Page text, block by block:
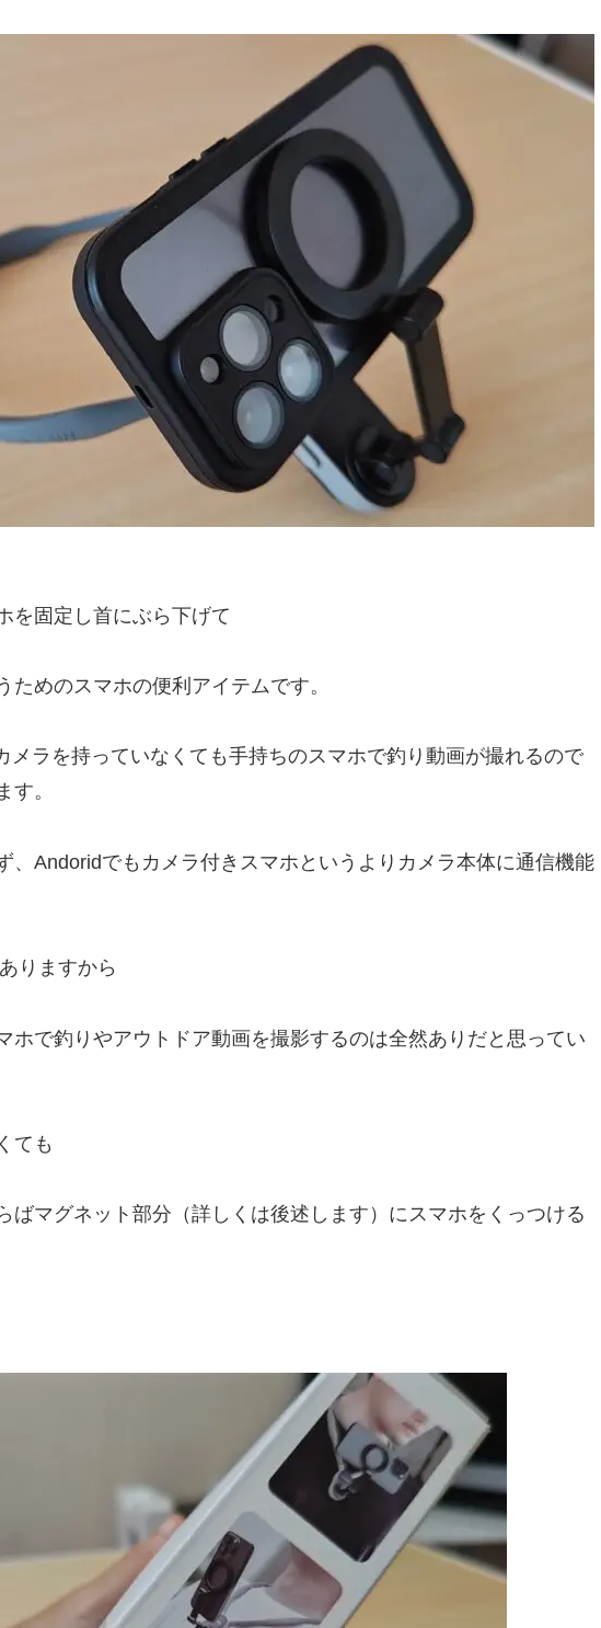
を固定し首にぶら下げて
めのスマホの便利アイテムです。
メラを持っていなくても手持ちのスマホで釣り動画が撮れるので
す。
、Andoridでもカメラ付きスマホというよりカメラ本体に通信機能
りますから
ホで釣りやアウトドア動画を撮影するのは全然ありだと思ってい
ても
ばマグネット部分（詳しくは後述します）にスマホをくっつける